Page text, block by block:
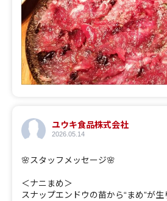
ユウキ食品株式会社
2026.05.14
🌸スタッフメッセージ🌸
＜ナニまめ＞
スナップエンドウの苗から“まめ”が